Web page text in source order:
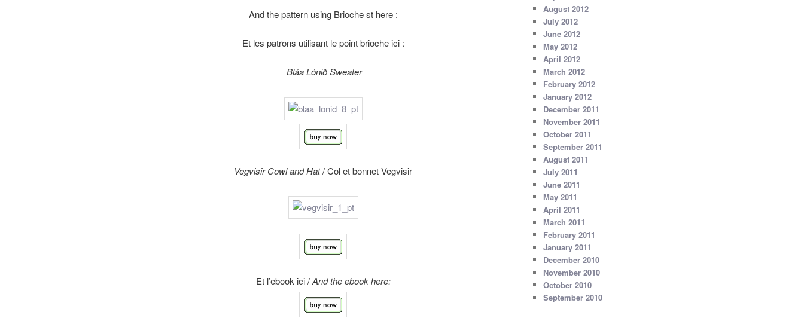
And the pattern using Brioche st here :
Et les patrons utilisant le point brioche ici :
Bláa Lónið Sweater
Vegvisir Cowl and Hat/ Col et bonnet Vegvisir
Et l’ebook ici /And the ebook here:
August 2012
July 2012
June 2012
May 2012
April 2012
March 2012
February 2012
January 2012
December 2011
November 2011
October 2011
September 2011
August 2011
July 2011
June 2011
May 2011
April 2011
March 2011
February 2011
January 2011
December 2010
November 2010
October 2010
September 2010